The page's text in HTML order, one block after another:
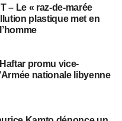
– Le « raz-de-marée
plastique met en
promu vice-
nationale libyenne